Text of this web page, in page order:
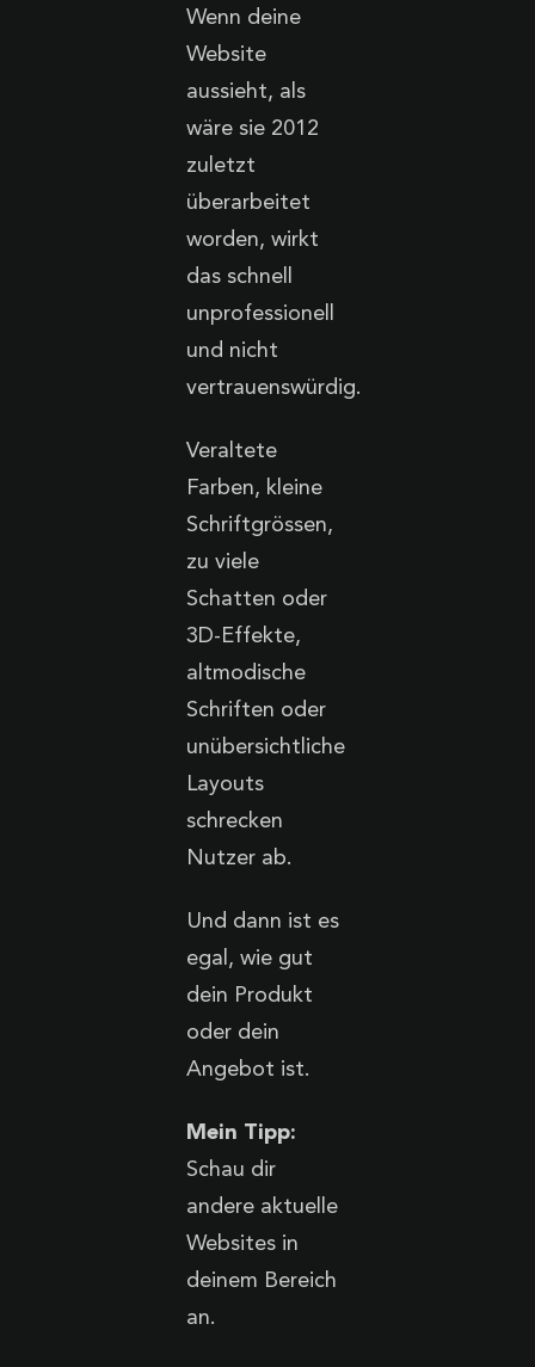
Wenn deine
Website
aussieht, als
wäre sie 2012
zuletzt
überarbeitet
worden, wirkt
das schnell
unprofessionell
und nicht
vertrauenswürdig.
Veraltete
Farben, kleine
Schriftgrössen,
zu viele
Schatten oder
3D-Effekte,
altmodische
Schriften oder
unübersichtliche
Layouts
schrecken
Nutzer ab.
Und dann ist es
egal, wie gut
dein Produkt
oder dein
Angebot ist.
Mein Tipp:
Schau dir
andere aktuelle
Websites in
deinem Bereich
an.